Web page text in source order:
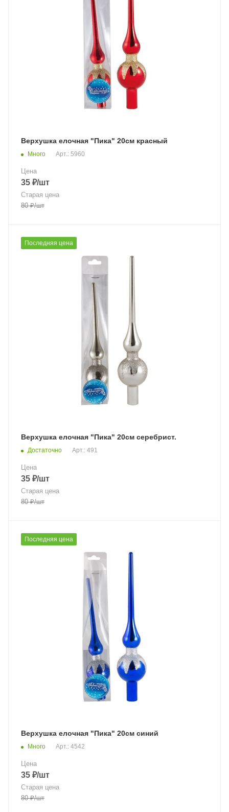
Верхушка елочная "Пика" 20см красный
Много Арт.: 5960
Цена
35 ₽/шт
Старая цена
80₽/шт
Последняя цена
Верхушка елочная "Пика" 20см серебрист.
Достаточно Арт.: 491
Цена
35 ₽/шт
Старая цена
80₽/шт
Последняя цена
Верхушка елочная "Пика" 20см синий
Много Арт.: 4542
Цена
35 ₽/шт
Старая цена
80₽/шт